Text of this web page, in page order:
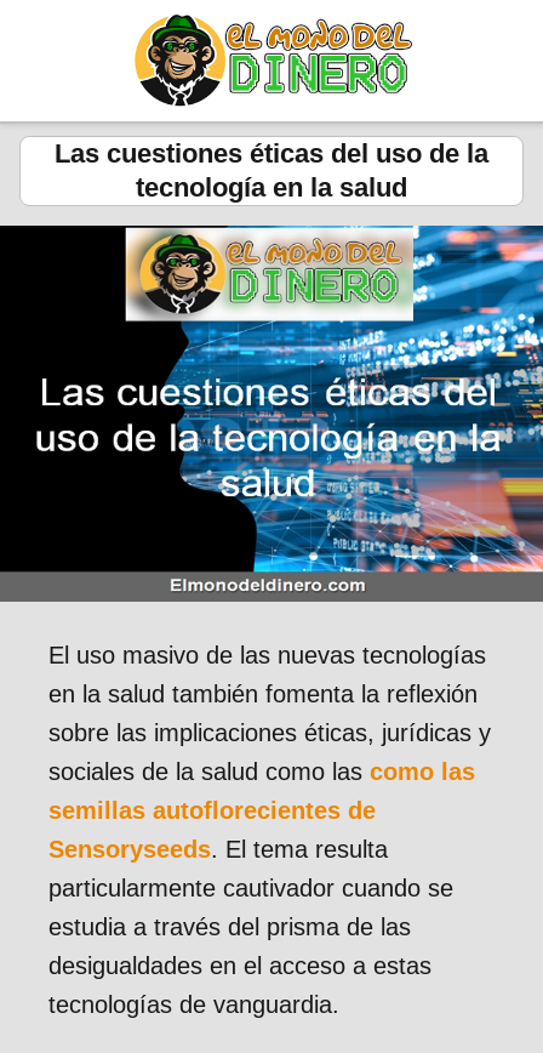
Las cuestiones éticas del uso de la
tecnología en la salud
El uso masivo de las nuevas tecnologías
en la salud también fomenta la reflexión
sobre las implicaciones éticas, jurídicas y
sociales de la salud como las como las
semillas autoflorecientes de
Sensoryseeds. El tema resulta
particularmente cautivador cuando se
estudia a través del prisma de las
desigualdades en el acceso a estas
tecnologías de vanguardia.